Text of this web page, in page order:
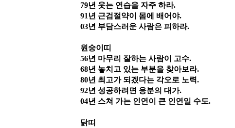
79년 웃는 연습을 자주 하라.
91 년 근검절약이 몸에 배어야.
03년 부담스러운 사람은 피하라.
원숭이띠
56년 마무리 잘하는 사람이 고수.
68년 놓치고 있는 부분을 찾아보라.
80년 최고가 되겠다는 각오로 노력.
92년 성공하려면 응분의 대가.
04년 스쳐 가는 인연이 큰 인연일 수도.
닭띠